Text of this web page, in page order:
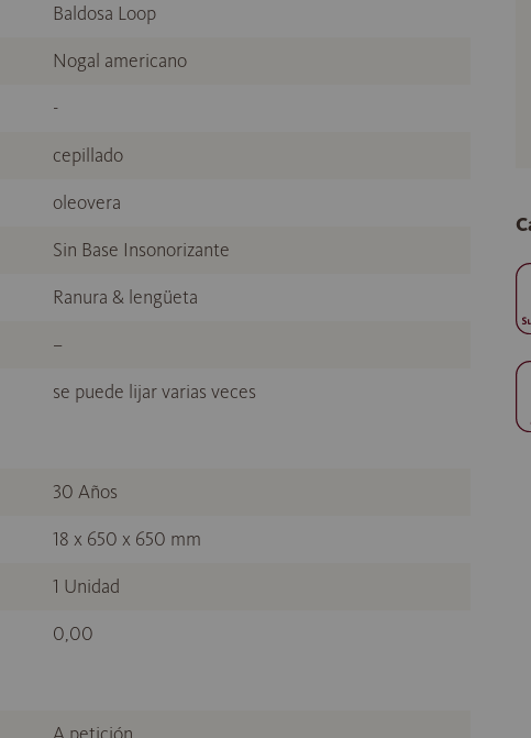
Baldosa Loop
Nogal americano
-
cepillado
oleovera
Sin Base Insonorizante
Ranura & lengüeta
–
se puede lijar varias veces
30 Años
18 x 650 x 650 mm
1 Unidad
0,00